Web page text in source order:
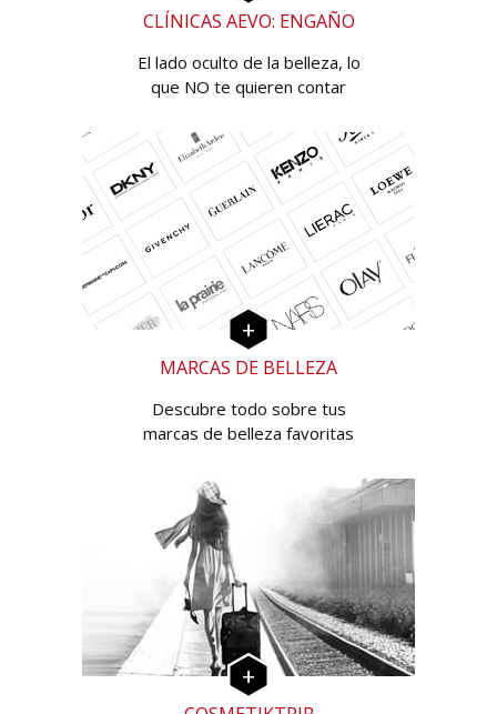
CLÍNICAS AEVO: ENGAÑO
El lado oculto de la belleza, lo
que NO te quieren contar
MARCAS DE BELLEZA
Descubre todo sobre tus
marcas de belleza favoritas